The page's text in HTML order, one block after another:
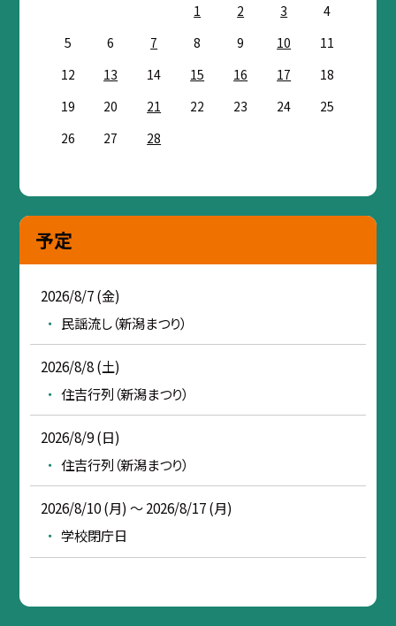
1 2 3
4
5
6 7 8 9 10
11
12
13 14 15 16 17
18
19
20 21 22 23 24
25
26
27 28
予定
2026/8/7 (金)
民謡流し（新潟まつり）
2026/8/8 (土)
住吉行列（新潟まつり）
2026/8/9 (日)
住吉行列（新潟まつり）
2026/8/10 (月) ～ 2026/8/17 (月)
学校閉庁日